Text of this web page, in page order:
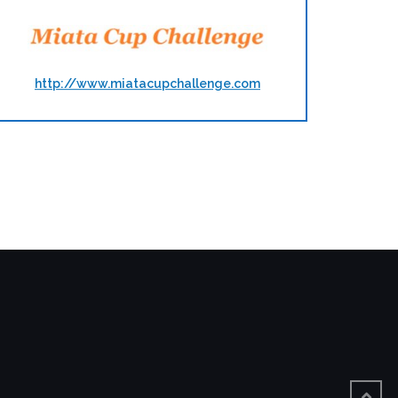
http://www.miatacupchallenge.com